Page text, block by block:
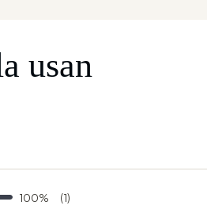
usan
100%
(1)